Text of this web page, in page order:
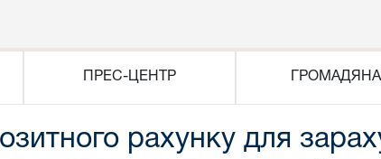
ПРЕС-ЦЕНТР
рахунку для